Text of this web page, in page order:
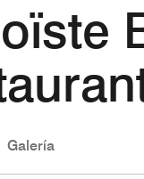
Galería